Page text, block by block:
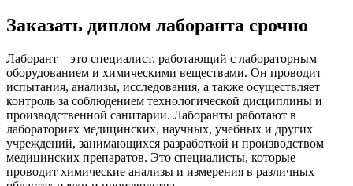
Заказать диплом лаборанта срочно
Лаборант – это специалист, работающий с лабораторным
оборудованием и химическими веществами. Он проводит
испытания, анализы, исследования, а также осуществляет
контроль за соблюдением технологической дисциплины и
производственной санитарии. Лаборанты работают в
лабораториях медицинских, научных, учебных и других
учреждений, занимающихся разработкой и производством
медицинских препаратов. Это специалисты, которые
проводит химические анализы и измерения в различных